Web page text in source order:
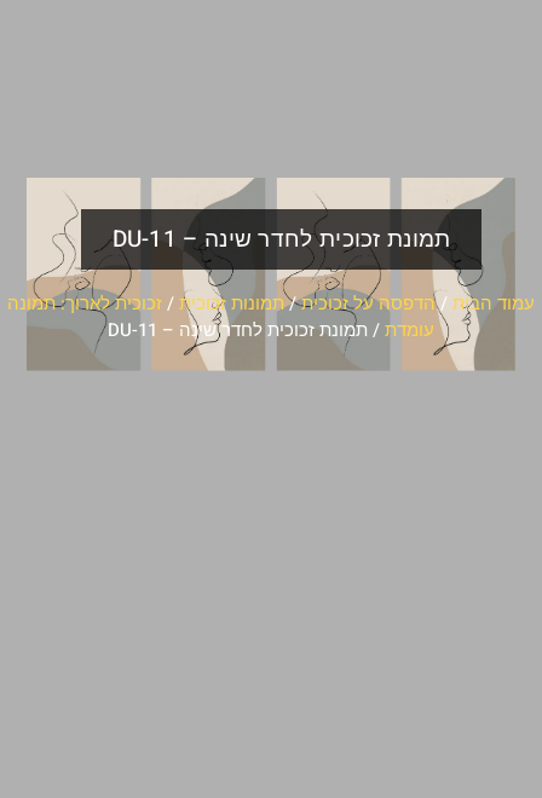
תמונת זכוכית לחדר שינה – DU-11
עמוד הבית /הדפסה על זכוכית/תמונות זכוכית/זכוכית לארוך: תמונה
עומדת/ תמונת זכוכית לחדר שינה – DU-11